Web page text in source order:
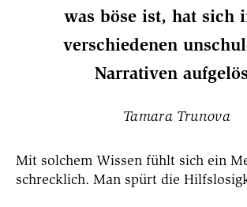
was böse ist, hat sich
verschiedenen
Narrativen
Tamara Trunova
Mit solchem Wissen fühlt sich ein
schrecklich. Man spürt die